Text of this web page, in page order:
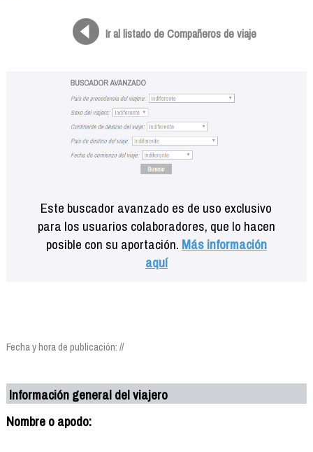
Ir al listado de Compañeros de viaje
Este buscador avanzado es de uso exclusivo
para los usuarios colaboradores, que lo hacen
posible con su aportación. Más información
aquí
Fecha y hora de publicación: //
Información general del viajero
Nombre o apodo: